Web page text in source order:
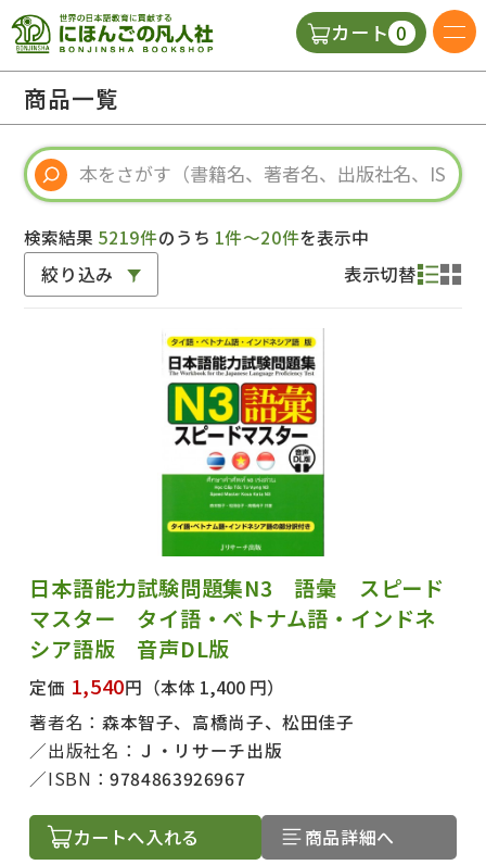
カート 0
視聴覚・補助教材
教師用参考書
商品一覧
検索結果 5219件のうち 1件～20件を表示中
絞り込み 表示切替
日本語能力試験問題集N3 語彙 スピード
マスター タイ語・ベトナム語・インドネ
シア語版 音声DL版
定価 1,540円 （本体 1,400 円）
著者名： 森本智子、高橋尚子、松田佳子
出版社名： Ｊ・リサーチ出版
ISBN：9784863926967
カートへ入れる 商品詳細へ